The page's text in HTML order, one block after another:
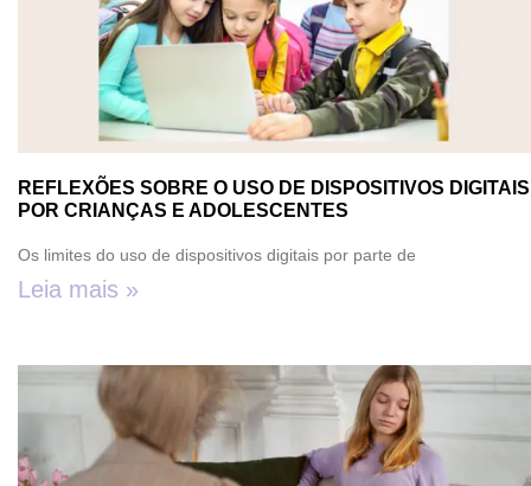
REFLEXÕES SOBRE O USO DE DISPOSITIVOS DIGITAIS
POR CRIANÇAS E ADOLESCENTES
Os limites do uso de dispositivos digitais por parte de
Leia mais »